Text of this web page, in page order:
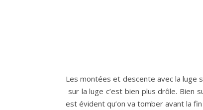
Les montées et descente avec la luge
sur la luge c’est bien plus drôle.
est évident qu’on va tomber avant la